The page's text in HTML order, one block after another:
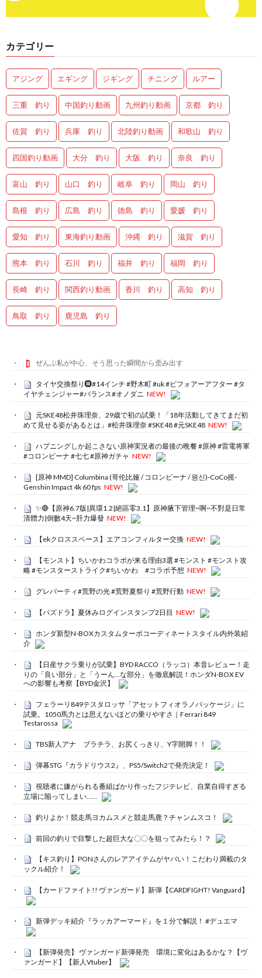
カテゴリー
アジング エギング ジギング チニング ルアー
三重 釣り 中国釣り動画 九州釣り動画 京都 釣り
佐賀 釣り 兵庫 釣り 北陸釣り動画 和歌山 釣り
四国釣り動画 大分 釣り 大阪 釣り 奈良 釣り
富山 釣り 山口 釣り 岐阜 釣り 岡山 釣り
島根 釣り 広島 釣り 徳島 釣り 愛媛 釣り
愛知 釣り 東海釣り動画 沖縄 釣り 滋賀 釣り
熊本 釣り 石川 釣り 福井 釣り 福岡 釣り
長崎 釣り 関西釣り動画 香川 釣り 高知 釣り
鳥取 釣り 鹿児島 釣り
ぜんぶ私が中心、そう思った瞬間から歪み出す
タイヤ交換祭り🛞#14インチ #野木町 #uk #ビフォアーアフター #タ
イヤチェンジャー#バランス#オノダニ NEW!
元SKE48松井珠理奈、29歳で初の試乗！「18年活動してきてまだ初
めて見せる姿があるとは」#松井珠理奈 #SKE48 #元SKE48 NEW!
ハプニングしか起こさない原神実況者の最後の晩餐 #原神 #雷電将軍
#コロンビーナ #七七 #原神ガチャ NEW!
[原神 MMD] Columbina (哥伦比娅 / コロンビーナ / 원신)-CoCo摇-
Genshin Impact 4k 60 fps NEW!
✨🔴【原神6.7版|異環1.2|絕區零3.1】原神腋下管理~啊~不對是日常
清體力|倒數4天~肝力爆發 NEW!
【ekクロススペース】エアコンフィルター交換 NEW!
【モンスト】ちいかわコラボが来る理由3選 #モンスト #モンスト攻
略 #モンスターストライク#ちいかわ #コラボ予想 NEW!
グレパーティ#荒野の光 #荒野夏祭り #荒野行動 NEW!
【パズドラ】夏休みログインスタンプ2日目 NEW!
ホンダ新型N-BOXカスタムターボコーディネートスタイル内外装紹
介
【日産サクラ乗りが試乗】BYD RACCO（ラッコ）本音レビュー！走
りの「良い部分」と「うーん…な部分」を徹底解説！ホンダN-BOX EV
への影響も考察【BYD金沢】
フェラーリ849テスタロッサ「アセットフィオラノパッケージ」に
試乗。1050馬力とは思えないほどの乗りやすさ｜Ferrari 849
Testarossa
TBS新人アナ ブラチラ、お尻くっきり、Y字開脚！！
弾幕STG『カラドリウス2』、PS5/Switch2で発売決定！
視聴者に嫌がられる番組ばかり作ったフジテレビ、自業自得すぎる
立場に陥ってしまい……
釣りよか！競走馬ヨカムスメと競走馬鹿？チャンムスコ！
前回の釣りで目撃した超巨大な〇〇を狙ってみたら！？
【キス釣り】PONさんのレアアイテムがヤバい！こだわり満載のタ
ックル紹介！
【カードファイト!! ヴァンガード】新弾【CARDFIGHT! Vanguard】
新弾デッキ紹介『ラッカアーマード』を１分で解説！ #デュエマ
【新弾発売】 ヴァンガード新弾発売 環境に変化はあるかな？【ヴ
ァンガード】【新人Vtuber】